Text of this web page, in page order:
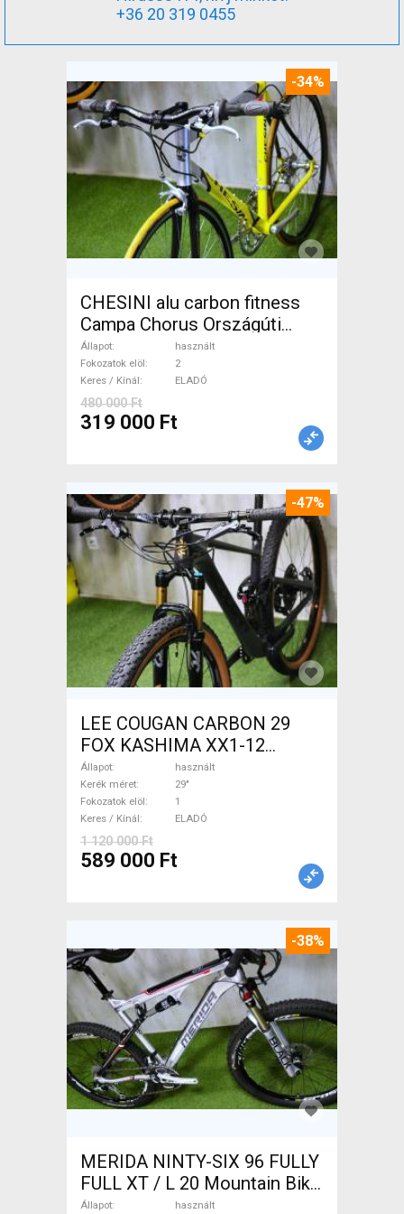
+36 20 319 0455
-34%
CHESINI alu carbon fitness
Campa Chorus Országúti
használt ELADÓ
Állapot
használt
Fokozatok elöl
2
Keres / Kínál
ELADÓ
480 000 Ft
319 000 Ft
-47%
LEE COUGAN CARBON 29
FOX KASHIMA XX1-12
Mountain Bike 29" össztelós
/ fully használt ELADÓ
Állapot
használt
Kerék méret
29"
Fokozatok elöl
1
Keres / Kínál
ELADÓ
1 120 000 Ft
589 000 Ft
-38%
MERIDA NINTY-SIX 96 FULLY
FULL XT / L 20 Mountain Bike
26" össztelós / fully használt
Állapot
használt